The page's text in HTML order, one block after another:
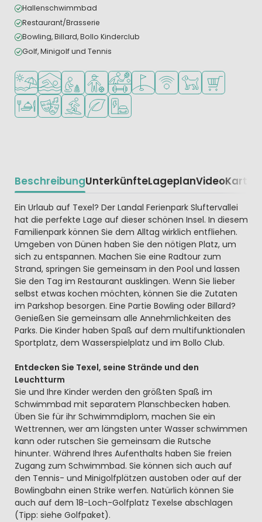
Hallenschwimmbad
Restaurant/Brasserie
Bowling, Billard, Bollo Kinderclub
Golf, Minigolf und Tennis
Am Strand und Meer
HallenbadEmpfohlen für kleine Kinder
Empfohlen für Teenager
Viele Sportmöglichkeiten
Golfplatz in der Nähe
WLAN verfügbar
Haustiere erlaubt
Supermarkt/
Restaurant oder Pizzeria
Animationsteam
Wassersportmöglichkeiten
Grüne LageLadestation für E-Autos
BeschreibungUnterkünfteLageplanVideoKarte
Beschrijving
Ein Urlaub auf Texel? Der Landal Ferienpark Sluftervallei
hat die perfekte Lage auf dieser schönen Insel. In diesem
Familienpark können Sie dem Alltag wirklich entfliehen.
Umgeben von Dünen haben Sie den nötigen Platz, um
sich zu entspannen. Machen Sie eine Radtour zum
Strand, springen Sie gemeinsam in den Pool und lassen
Sie den Tag im Restaurant ausklingen. Wenn Sie lieber
selbst etwas kochen möchten, können Sie die Zutaten
im Parkshop besorgen. Eine Partie Bowling oder Billard?
Genießen Sie gemeinsam alle Annehmlichkeiten des
Parks. Die Kinder haben Spaß auf dem multifunktionalen
Sportplatz, dem Wasserspielplatz und im Bollo Club.
Entdecken Sie Texel, seine Strände und den
Leuchtturm
Sie und Ihre Kinder werden den größten Spaß im
Schwimmbad mit separatem Planschbecken haben.
Üben Sie für ihr Schwimmdiplom, machen Sie ein
Wettrennen, wer am längsten unter Wasser schwimmen
kann oder rutschen Sie gemeinsam die Rutsche
hinunter. Während Ihres Aufenthalts haben Sie freien
Zugang zum Schwimmbad. Sie können sich auch auf
den Tennis- und Minigolfplätzen austoben oder auf der
Bowlingbahn einen Strike werfen. Natürlich können Sie
auch auf dem 18-Loch-Golfplatz Texelse abschlagen
(Tipp: siehe Golfpaket).